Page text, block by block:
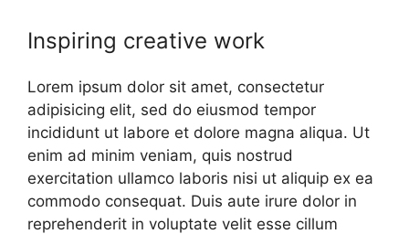
Inspiring creative work
Lorem ipsum dolor sit amet, consectetur
adipisicing elit, sed do eiusmod tempor
incididunt ut labore et dolore magna aliqua. Ut
enim ad minim veniam, quis nostrud
exercitation ullamco laboris nisi ut aliquip ex ea
commodo consequat. Duis aute irure dolor in
reprehenderit in voluptate velit esse cillum